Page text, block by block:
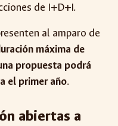
de I+D+I.
al amparo de
máxima de
propuesta podrá
el primer año.
abiertas a